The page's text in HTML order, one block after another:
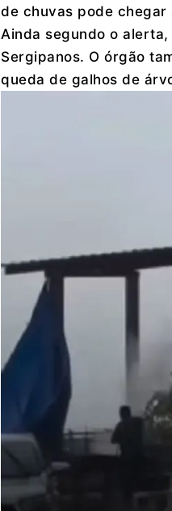
de chuvas pode
Ainda segundo o
Sergipanos. O órgão
queda de galhos de